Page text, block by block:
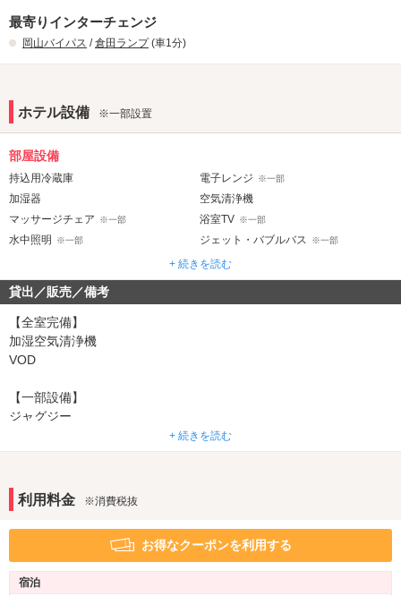
最寄りインターチェンジ
岡山バイパス /倉田ランプ(車1分)
ホテル設備 ※一部設置
部屋設備
持込用冷蔵庫 電子レンジ ※一部
加湿器
空気清浄機
マッサージチェア
※一部 浴室TV ※一部
水中照明 ※一部 ジェット・バブルバス ※一部
露天風呂
ドライサウナ ※一部
音響・映像・通信
カラオケ ※一部
セレクトシャンプー
テラス ※一部
サービス
ルームサービス
+ 続きを読む
貸出／販売／備考
【全室完備】
加湿空気清浄機
VOD
【一部設備】
ジャグジー
マッサージチェア
ミスト美顔器
サウナ
露天風呂
【無料貸出し】
無料パン・無料スープ
+ 続きを読む
利用料金 ※消費税抜
お得なクーポンを利用する
宿泊